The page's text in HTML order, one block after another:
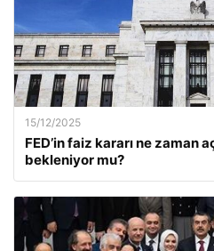
15/12/2025
FED’in faiz kararı ne zaman
bekleniyor mu?